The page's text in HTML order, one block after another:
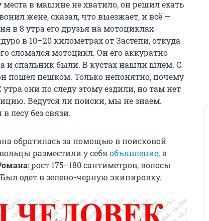
в машине не хватило, он решил ехать
жене, сказал, что выезжает, и всё —
в 8 утра его друзья на мотоциклах
в 10–20 километрах от Застепи, откуда
сломался мотоцикл. Он его аккуратно
и спальник были. В кустах нашли шлем. С
пошел пешком. Только непонятно, почему
они по следу этому ездили, но там нет
Ведутся ли поиски, мы не знаем.
лесу без связи.
обратилась за помощью в поисковой
разместили у себяобъявление, в
: рост 175–180 сантиметров, волосы
одет в зелено-черную экипировку.